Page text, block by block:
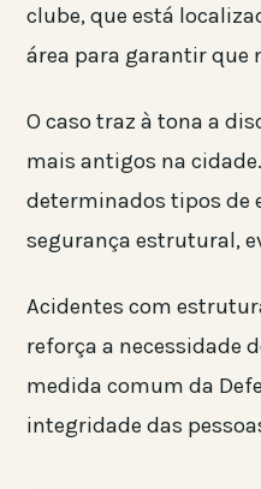
clube, que está
área para garantir que
O caso traz à tona a
mais antigos na
determinados tipos de
segurança estrutural,
Acidentes com
reforça a necessidade
medida comum da
integridade das